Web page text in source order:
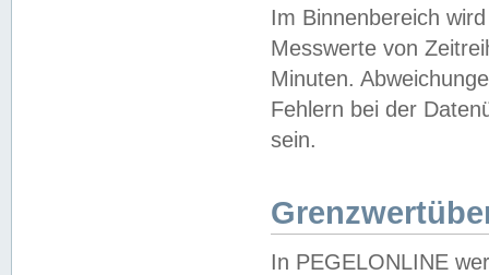
Im Binnenbereich
Messwerte von
Minuten.
Fehlern bei der
sein.
In PEGELONLINE